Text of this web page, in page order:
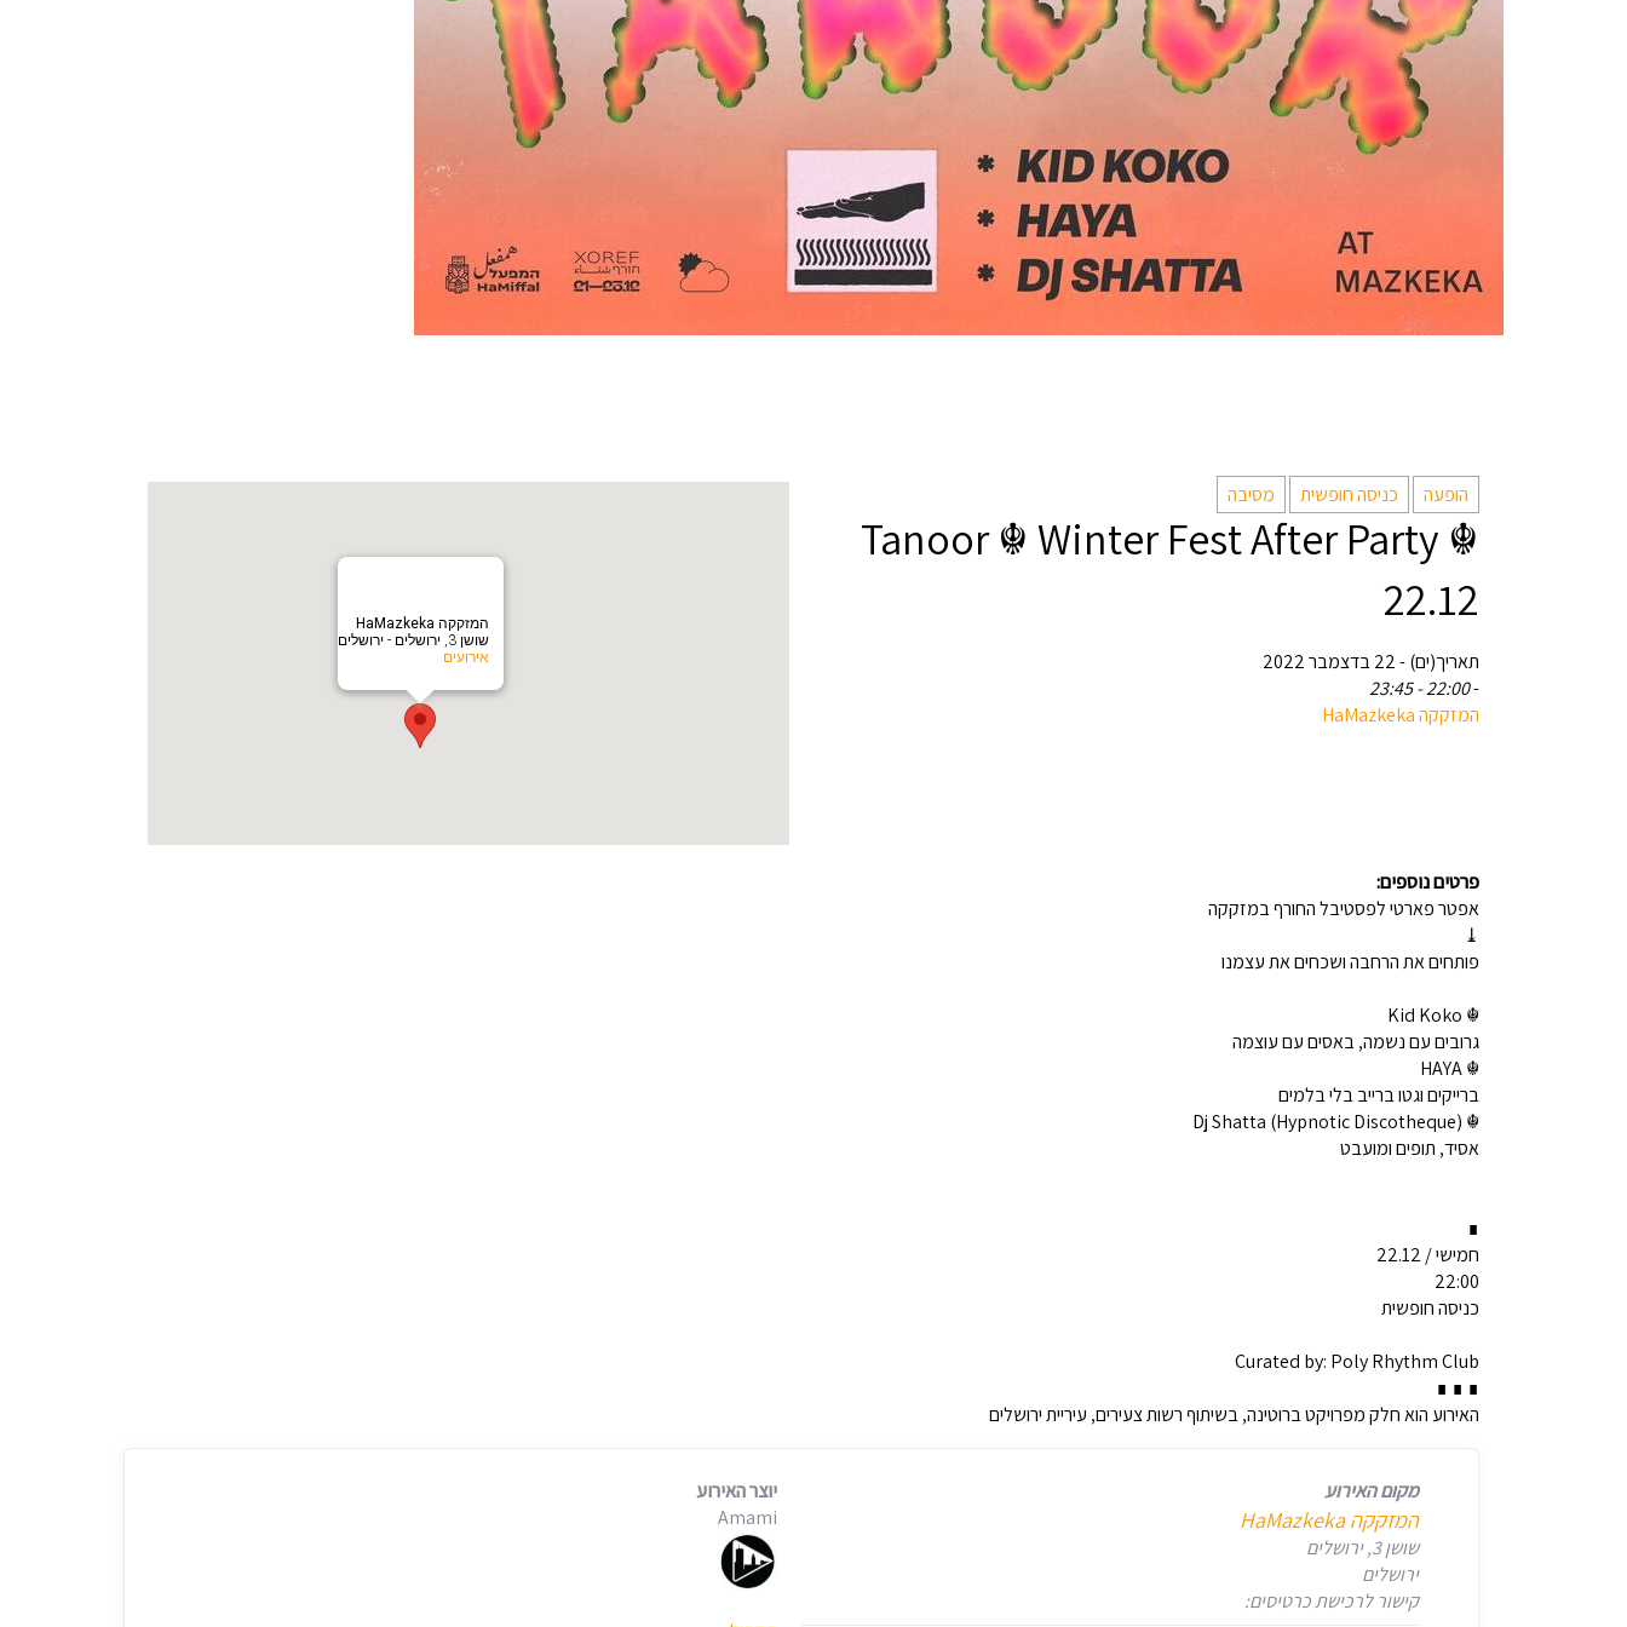
הופעה כניסה חופשית מסיבה
Tanoor ☬ Winter Fest After Party ☬
22.12
תאריך(ים) - 22 בדצמבר 2022
-
22:00 - 23:45
המזקקה HaMazkeka
המזקקה HaMazkeka
שושן 3, ירושלים - ירושלים
אירועים
פרטים נוספים:
אפטר פארטי לפסטיבל החורף במזקקה
⤓
פותחים את הרחבה ושכחים את עצמנו
☬ Kid Koko
גרובים עם נשמה, באסים עם עוצמה
☬ HAYA
ברייקים וגטו ברייב בלי בלמים
☬ Dj Shatta (Hypnotic Discotheque)
אסיד, תופים ומועבט
∎
חמישי / 22.12
22:00
כניסה חופשית
Curated by: Poly Rhythm Club
∎ ∎ ∎
האירוע הוא חלק מפרויקט ברוטינה, בשיתוף רשות צעירים, עיריית ירושלים
מקום האירוע
המזקקה HaMazkeka
שושן 3, ירושלים
ירושלים
קישור לרכישת כרטיסים:
יוצר האירוע
Amami